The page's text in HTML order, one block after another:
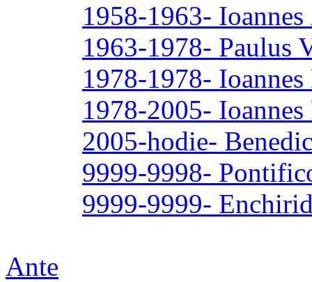
1958-1963-
1963-1978- Paulus
1978-1978-
1978-2005-
2005-hodie-
9999-9998-
9999-9999-
Ante